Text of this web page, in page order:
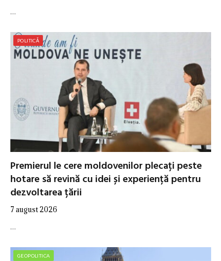
…
POLITICĂ
Premierul le cere moldovenilor plecați peste
hotare să revină cu idei și experiență pentru
dezvoltarea țării
7 august 2026
…
GEOPOLITICA